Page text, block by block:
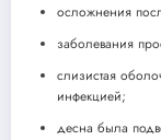
осложнения
заболевания
слизистая
инфекцией;
десна была